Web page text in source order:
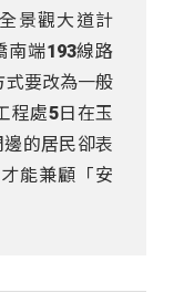
景觀大道計
南端193線路
式要改為一般
程處5日在玉
的居民卻表
能兼顧「安